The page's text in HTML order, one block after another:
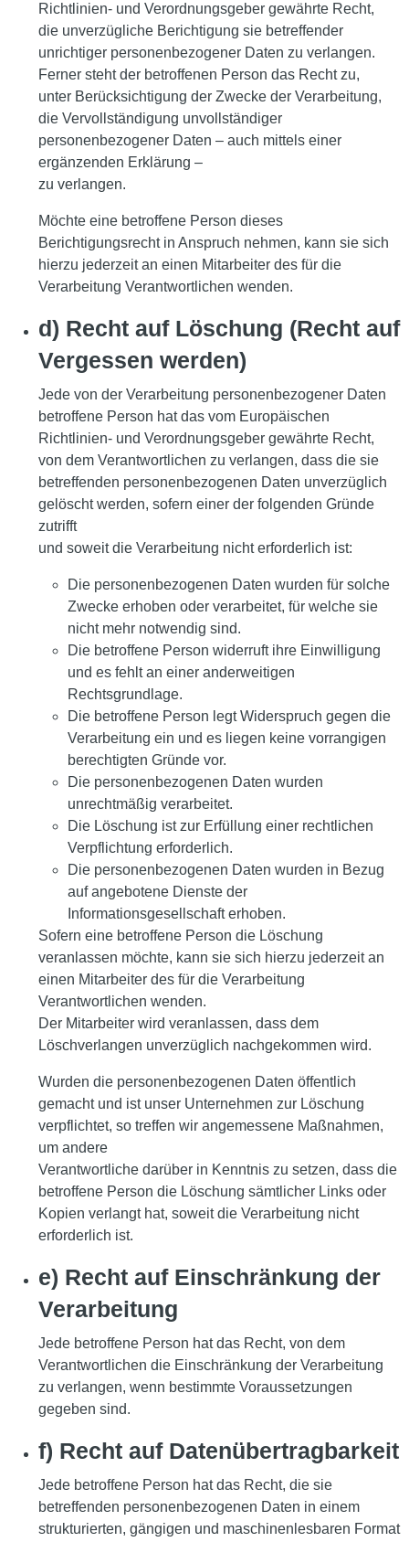
Richtlinien- und Verordnungsgeber gewährte Recht,
die unverzügliche Berichtigung sie betreffender
unrichtiger personenbezogener Daten zu verlangen.
Ferner steht der betroffenen Person das Recht zu,
unter Berücksichtigung der Zwecke der Verarbeitung,
die Vervollständigung unvollständiger
personenbezogener Daten – auch mittels einer
ergänzenden Erklärung –
zu verlangen.
Möchte eine betroffene Person dieses
Berichtigungsrecht in Anspruch nehmen, kann sie sich
hierzu jederzeit an einen Mitarbeiter des für die
Verarbeitung Verantwortlichen wenden.
d) Recht auf Löschung (Recht auf
Vergessen werden)
Jede von der Verarbeitung personenbezogener Daten
betroffene Person hat das vom Europäischen
Richtlinien- und Verordnungsgeber gewährte Recht,
von dem Verantwortlichen zu verlangen, dass die sie
betreffenden personenbezogenen Daten unverzüglich
gelöscht werden, sofern einer der folgenden Gründe
zutrifft
und soweit die Verarbeitung nicht erforderlich ist:
Die personenbezogenen Daten wurden für solche
Zwecke erhoben oder verarbeitet, für welche sie
nicht mehr notwendig sind.
Die betroffene Person widerruft ihre Einwilligung
und es fehlt an einer anderweitigen
Rechtsgrundlage.
Die betroffene Person legt Widerspruch gegen die
Verarbeitung ein und es liegen keine vorrangigen
berechtigten Gründe vor.
Die personenbezogenen Daten wurden
unrechtmäßig verarbeitet.
Die Löschung ist zur Erfüllung einer rechtlichen
Verpflichtung erforderlich.
Die personenbezogenen Daten wurden in Bezug
auf angebotene Dienste der
Informationsgesellschaft erhoben.
Sofern eine betroffene Person die Löschung
veranlassen möchte, kann sie sich hierzu jederzeit an
einen Mitarbeiter des für die Verarbeitung
Verantwortlichen wenden.
Der Mitarbeiter wird veranlassen, dass dem
Löschverlangen unverzüglich nachgekommen wird.
Wurden die personenbezogenen Daten öffentlich
gemacht und ist unser Unternehmen zur Löschung
verpflichtet, so treffen wir angemessene Maßnahmen,
um andere
Verantwortliche darüber in Kenntnis zu setzen, dass die
betroffene Person die Löschung sämtlicher Links oder
Kopien verlangt hat, soweit die Verarbeitung nicht
erforderlich ist.
e) Recht auf Einschränkung der
Verarbeitung
Jede betroffene Person hat das Recht, von dem
Verantwortlichen die Einschränkung der Verarbeitung
zu verlangen, wenn bestimmte Voraussetzungen
gegeben sind.
f) Recht auf Datenübertragbarkeit
Jede betroffene Person hat das Recht, die sie
betreffenden personenbezogenen Daten in einem
strukturierten, gängigen und maschinenlesbaren Format